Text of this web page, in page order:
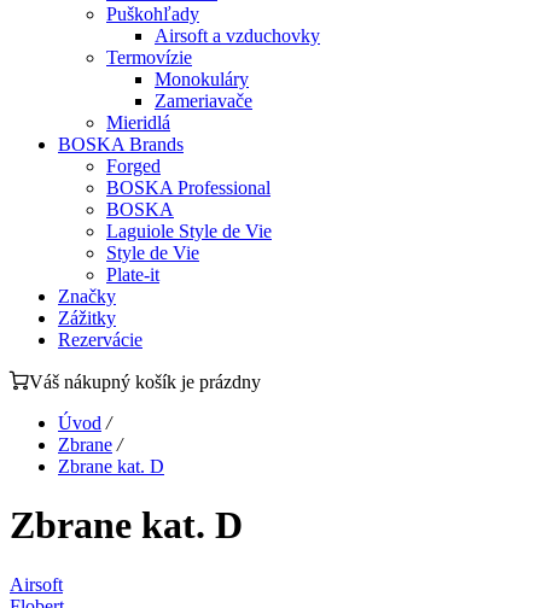
Puškohľady
Airsoft a vzduchovky
Termovízie
Monokuláry
Zameriavače
Mieridlá
BOSKA Brands
Forged
BOSKA Professional
BOSKA
Laguiole Style de Vie
Style de Vie
Plate-it
Značky
Zážitky
Rezervácie
Váš nákupný košík je prázdny
Úvod /
Zbrane /
Zbrane kat. D
Zbrane kat. D
Airsoft